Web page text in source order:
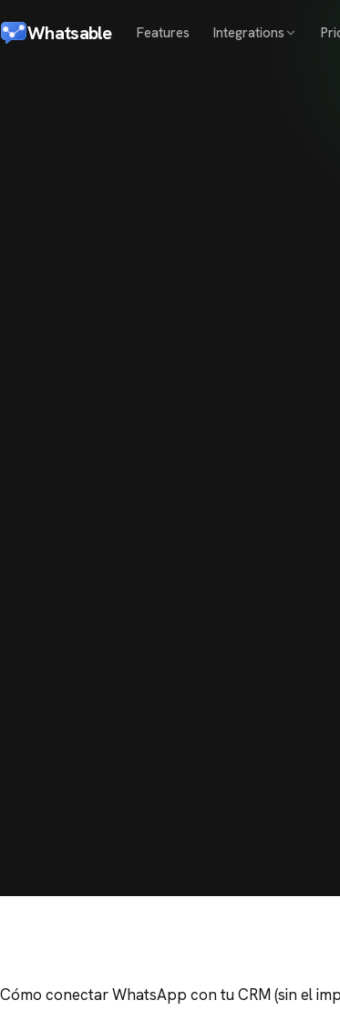
Whatsable Features Integrations
Cómo conectar WhatsApp con tu CRM (sin el